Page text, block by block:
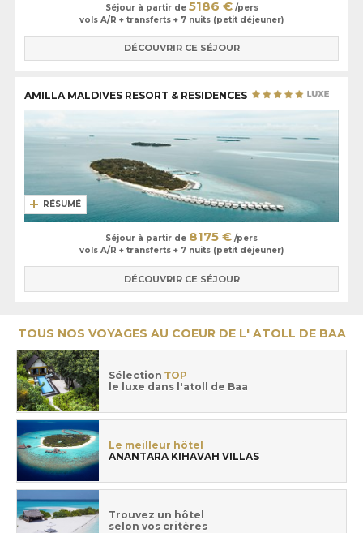
Séjour à partir de 5186 €/pers
vols A/R + transferts + 7 nuits (petit déjeuner)
DÉCOUVRIR CE SÉJOUR
AMILLA MALDIVES RESORT & RESIDENCES
RÉSUMÉ
Séjour à partir de 8175 € /pers
vols A/R + transferts + 7 nuits (petit déjeuner)
DÉCOUVRIR CE SÉJOUR
TOUS NOS VOYAGES AU COEUR DE L' ATOLL DE BAA
Sélection TOP
le luxe dans l'atoll de Baa
Le meilleur hôtel
ANANTARA KIHAVAH VILLAS
Trouvez un hôtel
selon vos critères